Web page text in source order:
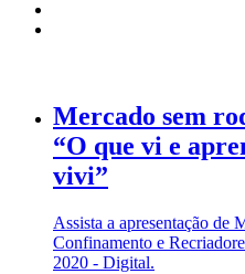
Mercado sem
“O que vi e
vivi”
Assista a apresentação de
Confinamento e
2020 - Digital.